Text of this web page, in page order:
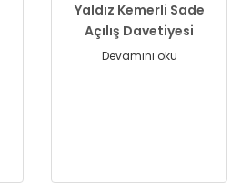
Yaldız Kemerli Sade
Açılış Davetiyesi
Devamını oku